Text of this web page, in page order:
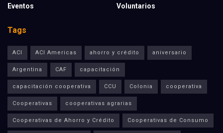
Eventos
Voluntarios
Tags
ACI ACI Americas ahorro y crédito aniversario
Argentina CAF capacitación
capacitación cooperativa CCU Colonia cooperativa
Cooperativas cooperativas agrarias
Cooperativas de Ahorro y Crédito Cooperativas de Consumo